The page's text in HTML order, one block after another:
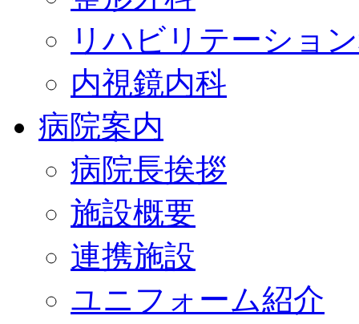
リハビリテーショ
内視鏡内科
病院案内
病院長挨拶
施設概要
連携施設
ユニフォーム紹介